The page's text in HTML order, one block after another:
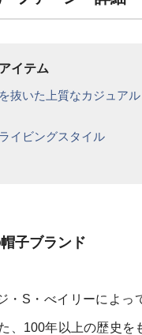
イテム
抜いた上質なカジュアル
イビングスタイル
子ブランド
・S・べイリーによっ
、100年以上の歴史を